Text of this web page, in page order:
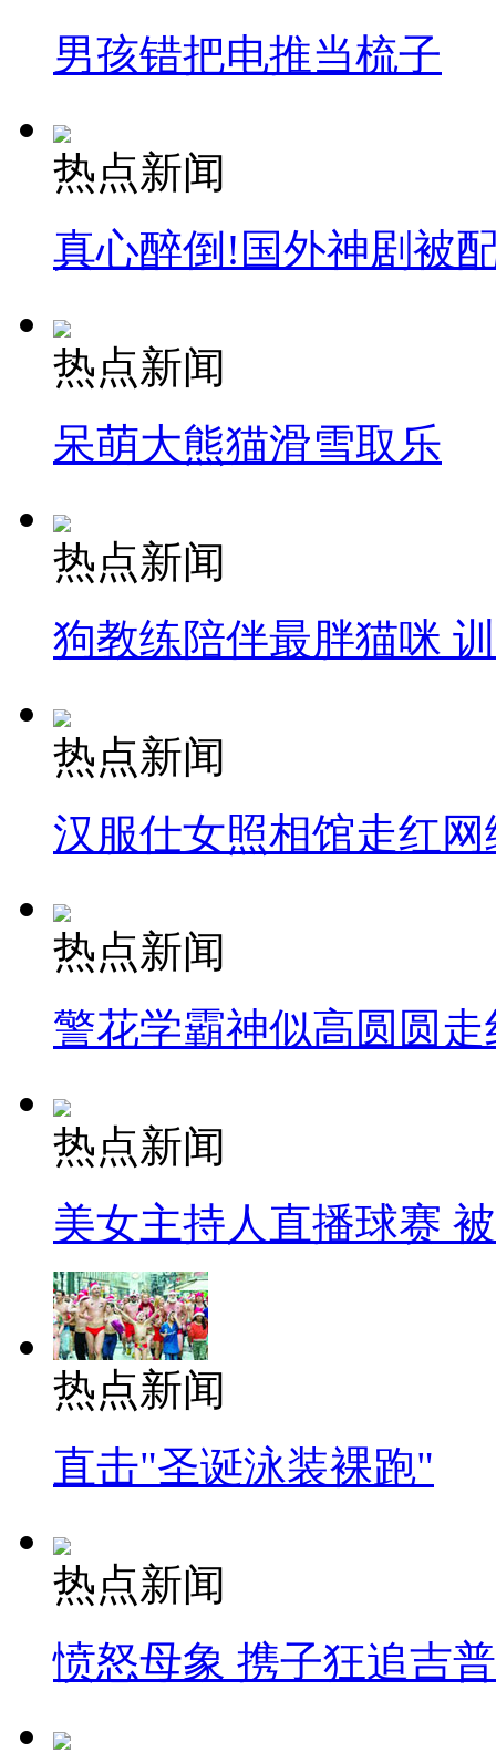
男孩错把电推当梳子
热点新闻
真心醉倒!国外神剧被
热点新闻
呆萌大熊猫滑雪取乐
热点新闻
狗教练陪伴最胖猫咪
热点新闻
汉服仕女照相馆走红网
热点新闻
警花学霸神似高圆圆走
热点新闻
美女主持人直播球赛
热点新闻
直击"圣诞泳装裸跑"
热点新闻
愤怒母象 携子狂追吉